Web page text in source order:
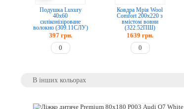
Подушка Luxury
40х60
силіконізіроване
волокно (309.11CЛУ)
397 грн.
Ковдра Мрія Wool
Comfort 200х220 з
вмістом вовни
(322.52ПШ)
1639 грн.
В інших кольорах